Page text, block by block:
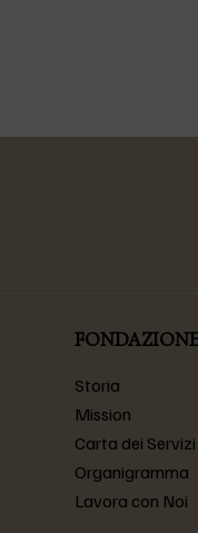
FONDAZIONE
Storia
Mission
Carta dei Servizi
Organigramma
Lavora con Noi